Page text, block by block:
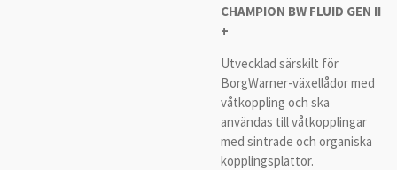
CHAMPION BW FLUID GEN II
+
Utvecklad särskilt för
BorgWarner-växellådor med
våtkoppling och ska
användas till våtkopplingar
med sintrade och organiska
kopplingsplattor.